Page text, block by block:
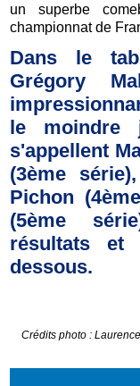
un superbe
championnat de
Dans le
Grégory
le moindre
s'appellent
(3ème
Pichon
(5ème
résultats et
dessous.
Crédits photo :